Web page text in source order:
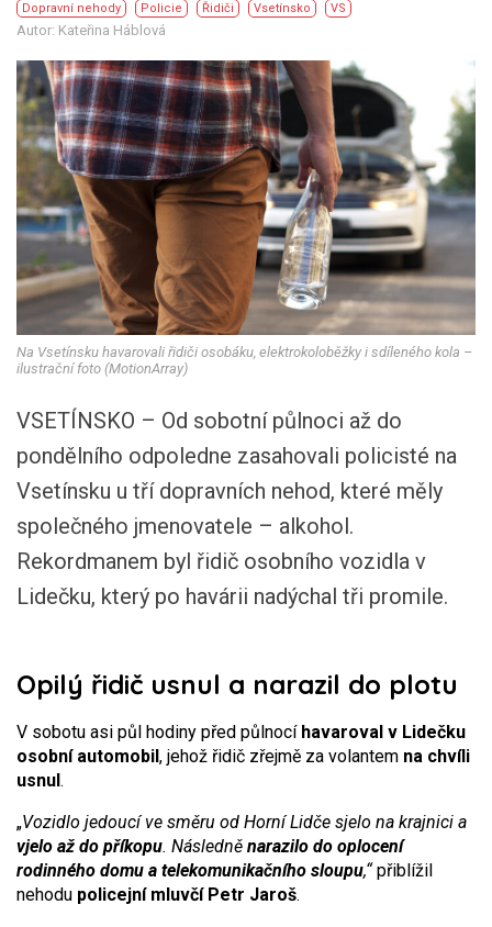
Dopravní nehody
Policie Řidiči Vsetínsko VS
Autor: Kateřina Háblová
Na Vsetínsku havarovali řidiči osobáku, elektrokoloběžky i sdíleného kola –
ilustrační foto (MotionArray)
VSETÍNSKO – Od sobotní půlnoci až do
pondělního odpoledne zasahovali policisté na
Vsetínsku u tří dopravních nehod, které měly
společného jmenovatele – alkohol.
Rekordmanem byl řidič osobního vozidla v
Lidečku, který po havárii nadýchal tři promile.
Opilý řidič usnul a narazil do plotu
V sobotu asi půl hodiny před půlnocí havaroval v Lidečku
osobní automobil, jehož řidič zřejmě za volantem na chvíli
usnul.
„Vozidlo jedoucí ve směru od Horní Lidče sjelo na krajnici a
vjelo až do příkopu. Následně narazilo do oplocení
rodinného domu a telekomunikačního sloupu,“přiblížil
nehodu policejní mluvčí Petr Jaroš.